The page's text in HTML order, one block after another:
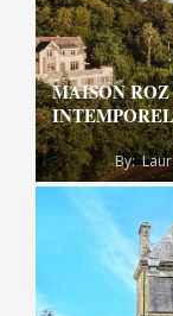
MAISON
By: